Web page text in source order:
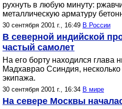
рухнуть в любую минуту:
металлическую арматуру
30 сентября 2001 г., 16:49 В России
В северной индийской
частый самолет
На его борту находился глава
Мадхаврао Ссиндия,
экипажа.
30 сентября 2001 г., 16:34 В мире
На севере Москвы